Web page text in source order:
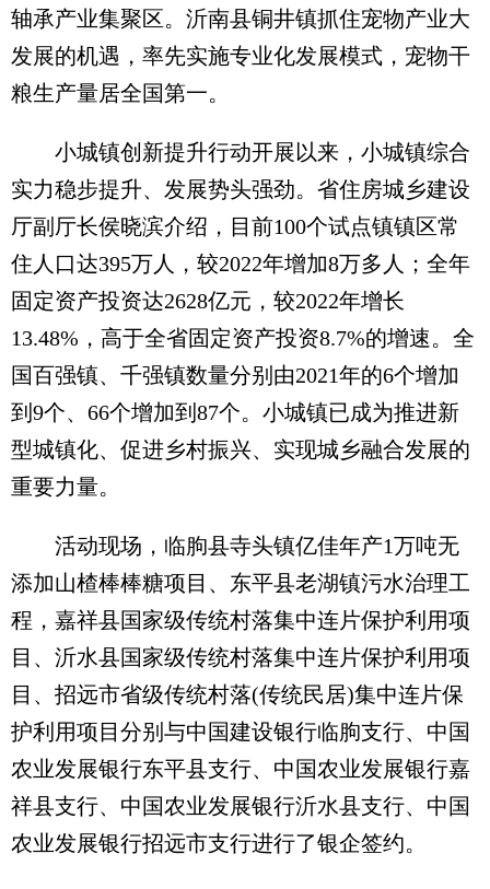
轴承产业集聚区。沂南县铜井镇抓住宠物产业大
发展的机遇，率先实施专业化发展模式，宠物干
粮生产量居全国第一。
小城镇创新提升行动开展以来，小城镇综合
实力稳步提升、发展势头强劲。省住房城乡建设
厅副厅长侯晓滨介绍，目前100个试点镇镇区常
住人口达395万人，较2022年增加8万多人；全年
固定资产投资达2628亿元，较2022年增长
13.48%，高于全省固定资产投资8.7%的增速。全
国百强镇、千强镇数量分别由2021年的6个增加
到9个、66个增加到87个。小城镇已成为推进新
型城镇化、促进乡村振兴、实现城乡融合发展的
重要力量。
活动现场，临朐县寺头镇亿佳年产1万吨无
添加山楂棒棒糖项目、东平县老湖镇污水治理工
程，嘉祥县国家级传统村落集中连片保护利用项
目、沂水县国家级传统村落集中连片保护利用项
目、招远市省级传统村落(传统民居)集中连片保
护利用项目分别与中国建设银行临朐支行、中国
农业发展银行东平县支行、中国农业发展银行嘉
祥县支行、中国农业发展银行沂水县支行、中国
农业发展银行招远市支行进行了银企签约。